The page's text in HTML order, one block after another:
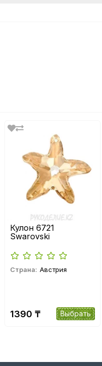
Кулон 6721
Swarovski
Страна: Австрия
1390 ₸ Выбрать